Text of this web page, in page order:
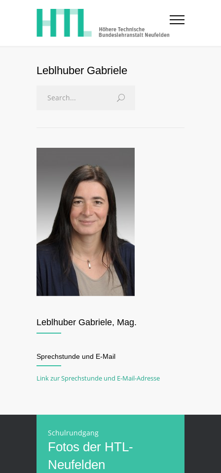
Leblhuber Gabriele
Leblhuber Gabriele, Mag.
Sprechstunde und E-Mail
Link zur Sprechstunde und E-Mail-Adresse
Schulrundgang
Fotos der HTL-
Neufelden